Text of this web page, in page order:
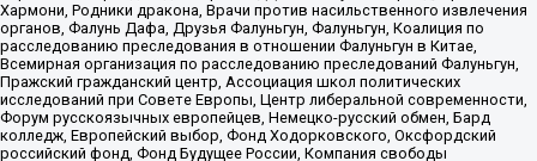
Хармони, Родники дракона, Врачи против насильственного извлечения
органов, Фалунь Дафа, Друзья Фалуньгун, Фалуньгун, Коалиция по
расследованию преследования в отношении Фалуньгун в Китае,
Всемирная организация по расследованию преследований Фалуньгун,
Пражский гражданский центр, Ассоциация школ политических
исследований при Совете Европы, Центр либеральной современности,
Форум русскоязычных европейцев, Немецко-русский обмен, Бард
колледж, Европейский выбор, Фонд Ходорковского, Оксфордский
российский фонд, Фонд Будущее России, Компания свободы